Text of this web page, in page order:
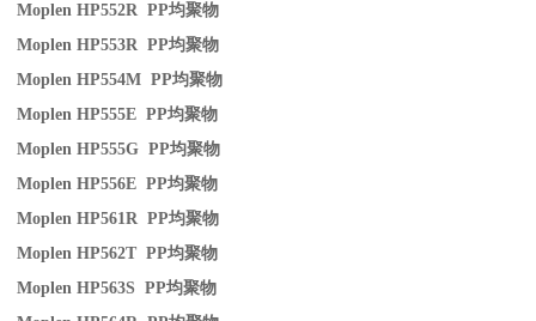
Moplen HP552R PP均聚物
Moplen HP553R PP均聚物
Moplen HP554M PP均聚物
Moplen HP555E PP均聚物
Moplen HP555G PP均聚物
Moplen HP556E PP均聚物
Moplen HP561R PP均聚物
Moplen HP562T PP均聚物
Moplen HP563S PP均聚物